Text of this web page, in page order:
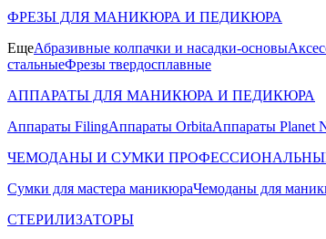
ФРЕЗЫ ДЛЯ МАНИКЮРА И ПЕДИКЮРА
ЕщеАбразивные колпачки и насадки-основы
стальныеФрезы твердосплавные
АППАРАТЫ ДЛЯ МАНИКЮРА И ПЕДИКЮРА
Аппараты FilingАппараты OrbitaАппараты Planet
ЧЕМОДАНЫ И СУМКИ
Сумки для мастера маникюраЧемоданы для
СТЕРИЛИЗАТОРЫ